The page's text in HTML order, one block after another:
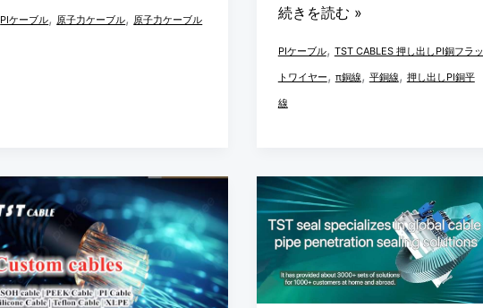
優
証
ン
義
の
よ
う
に
し
PIケーブル, 原子力ケーブル, 原子力ケーブル
し
磁
ワ
イ
PI
フ
ラ
ッ
続きを読む »
PIケーブル, TST CABLES 押し出しPI銅フラッ
トワイヤー, π銅線, 平銅線, 押し出しPI銅平
線
三
芯
ケ
ー
ブ
TST
CABLES
高
温
ケ